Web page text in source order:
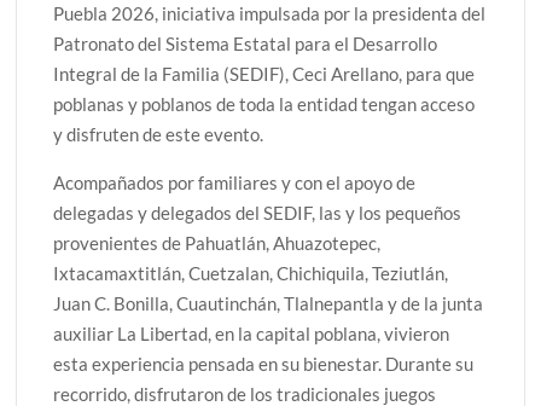
Puebla 2026, iniciativa impulsada por la presidenta del
Patronato del Sistema Estatal para el Desarrollo
Integral de la Familia (SEDIF), Ceci Arellano, para que
poblanas y poblanos de toda la entidad tengan acceso
y disfruten de este evento.
Acompañados por familiares y con el apoyo de
delegadas y delegados del SEDIF, las y los pequeños
provenientes de Pahuatlán, Ahuazotepec,
Ixtacamaxtitlán, Cuetzalan, Chichiquila, Teziutlán,
Juan C. Bonilla, Cuautinchán, Tlalnepantla y de la junta
auxiliar La Libertad, en la capital poblana, vivieron
esta experiencia pensada en su bienestar. Durante su
recorrido, disfrutaron de los tradicionales juegos